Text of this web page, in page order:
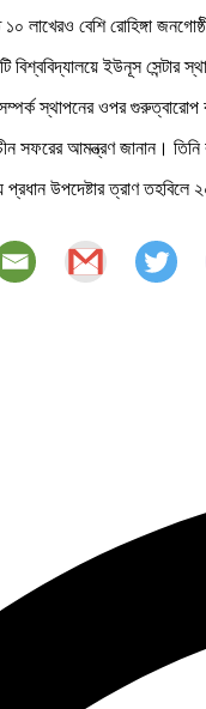
বেশি রোহিঙ্গা
বিশ্ববিদ্যালয়ে ইউনূস
স্থাপনের ওপর গুরুত্বারোপ
সফরের আমন্ত্রণ জানান।
প্রধান উপদেষ্টার ত্রাণ